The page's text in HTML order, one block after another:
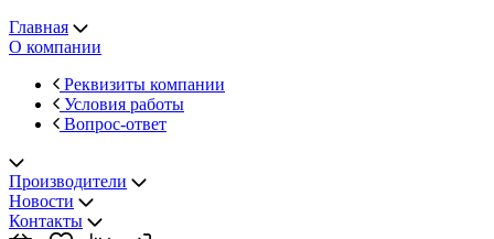
Главная
О компании
Реквизиты компании
Условия работы
Вопрос-ответ
Производители
Новости
Контакты